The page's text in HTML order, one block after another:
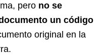
pero no se
un código
original en la